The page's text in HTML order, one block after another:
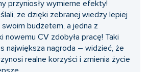
przyniosły wymierne efekty!
że dzięki zebranej wiedzy lepiej
budżetem, a jedna z
nowemu CV zdobyła pracę! Taki
największa nagroda – widzieć, że
realne korzyści i zmienia życie